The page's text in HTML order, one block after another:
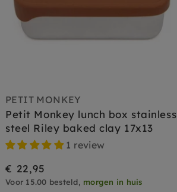
PETIT MONKEY
Petit Monkey lunch box stainless
steel Riley baked clay 17x13
1 review
€ 22,95
Voor 15.00 besteld, morgen in huis